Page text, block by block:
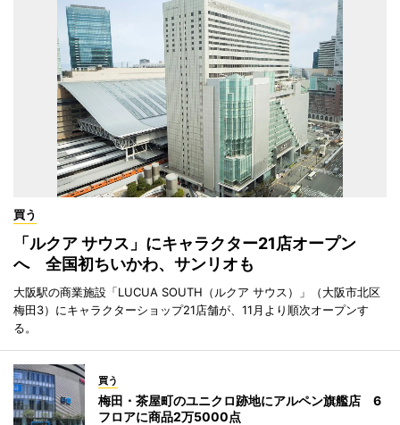
買う
「ルクア サウス」にキャラクター21店オープン
へ 全国初ちいかわ、サンリオも
大阪駅の商業施設「LUCUA SOUTH（ルクア サウス）」（大阪市北区
梅田3）にキャラクターショップ21店舗が、11月より順次オープンす
る。
買う
梅田・茶屋町のユニクロ跡地にアルペン旗艦店 6
フロアに商品2万5000点